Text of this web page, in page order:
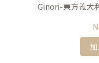
Ginori-東方義大